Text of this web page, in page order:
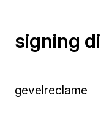
signing
gevelreclame